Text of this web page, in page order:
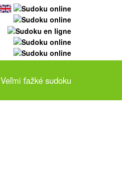
Veľmi ťažké sudoku